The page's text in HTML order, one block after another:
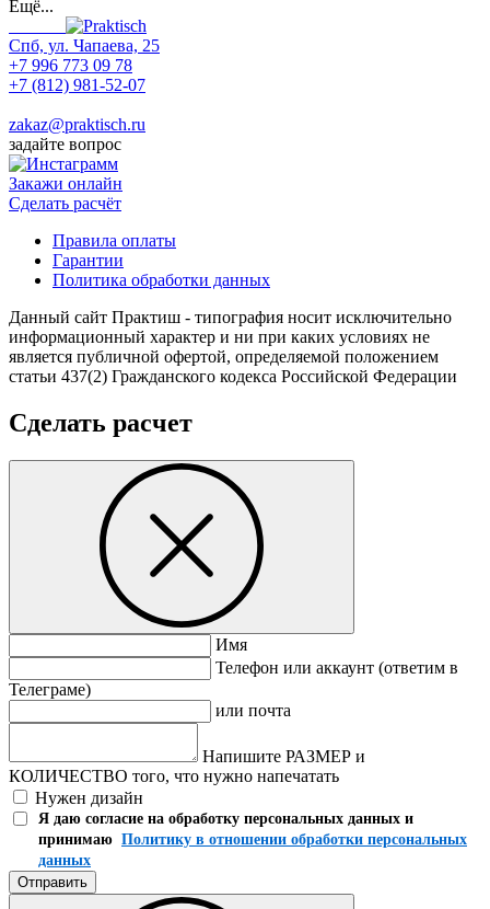
Ещё...
Спб, ул. Чапаева, 25
+7 996 773 09 78
+7 (812) 981-52-07
zakaz@praktisch.ru
задайте вопрос
Закажи онлайн
Cделать расчёт
Правила оплаты
Гарантии
Политика обработки данных
Данный сайт Практиш - типография носит исключительно
информационный характер и ни при каких условиях не
является публичной офертой, определяемой положением
статьи 437(2) Гражданского кодекса Российской Федерации
Сделать расчет
Имя
Телефон или аккаунт (ответим в
Телеграме)
или почта
Напишите РАЗМЕР и
КОЛИЧЕСТВО того, что нужно напечатать
Нужен дизайн
Я даю согласие на обработку персональных данных и
принимаю Политику в отношении обработки персональных
данных
Отправить